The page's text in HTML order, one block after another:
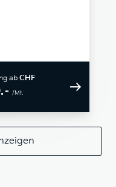
abCHF
/Mt.